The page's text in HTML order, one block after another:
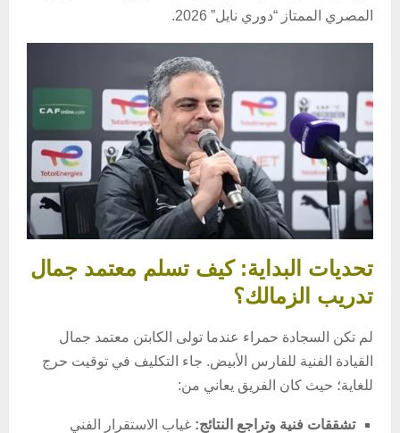
المصري الممتاز “دوري نايل” 2026.
تحديات البداية: كيف تسلم معتمد جمال
تدريب الزمالك؟
لم تكن السجادة حمراء عندما تولى الكابتن معتمد جمال
القيادة الفنية للفارس الأبيض. جاء التكليف في توقيت حرج
للغاية؛ حيث كان الفريق يعاني من:
تشققات فنية وتراجع النتائج: غياب الاستقرار الفني